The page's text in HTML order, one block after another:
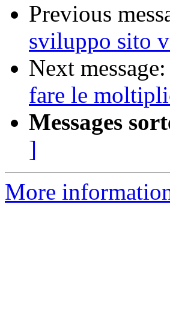
Previous
sviluppo sito
Next message:
fare le
Messages
]
More